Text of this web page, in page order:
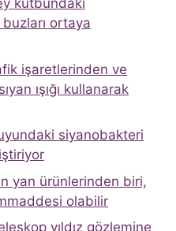
kutbundaki
ortaya
işaretlerinden ve
ışığı kullanarak
siyanobakteri
yan ürünlerinden biri,
olabilir
yıldız gözlemine